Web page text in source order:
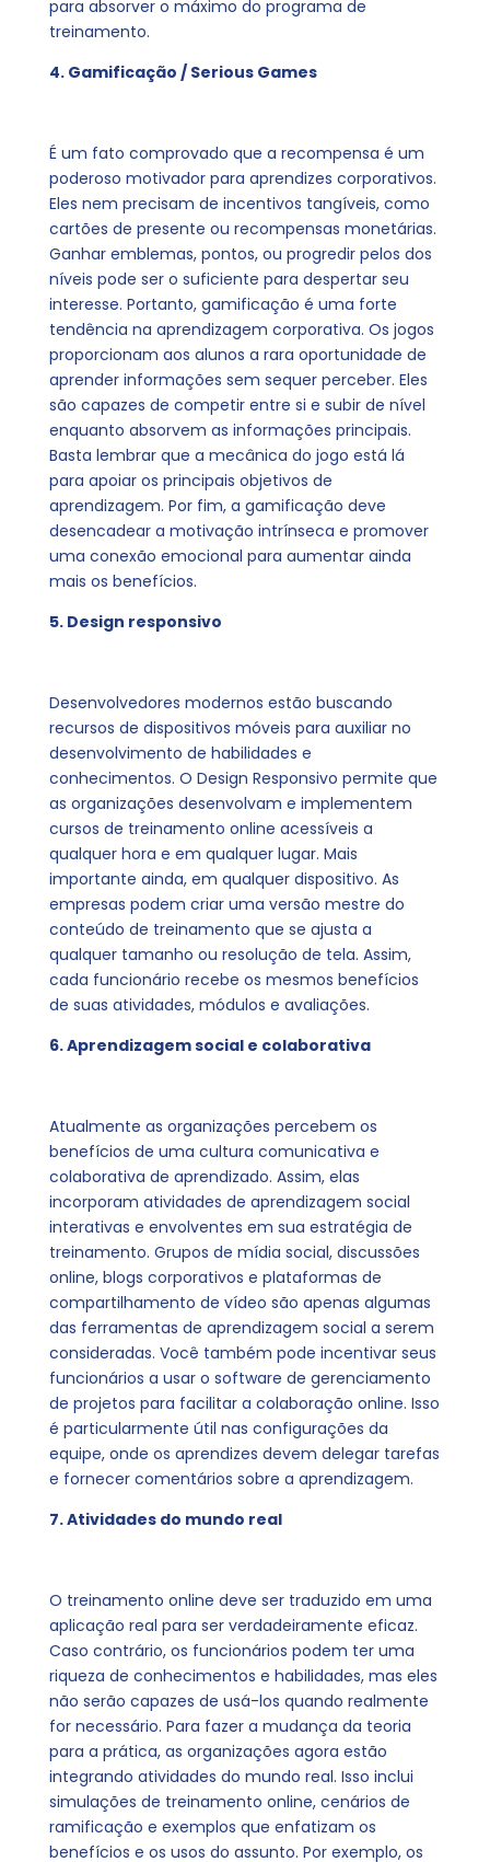
para absorver o máximo do programa de
treinamento.
4. Gamificação / Serious Games
É um fato comprovado que a recompensa é um
poderoso motivador para aprendizes corporativos.
Eles nem precisam de incentivos tangíveis, como
cartões de presente ou recompensas monetárias.
Ganhar emblemas, pontos, ou progredir pelos dos
níveis pode ser o suficiente para despertar seu
interesse. Portanto, gamificação é uma forte
tendência na aprendizagem corporativa. Os jogos
proporcionam aos alunos a rara oportunidade de
aprender informações sem sequer perceber. Eles
são capazes de competir entre si e subir de nível
enquanto absorvem as informações principais.
Basta lembrar que a mecânica do jogo está lá
para apoiar os principais objetivos de
aprendizagem. Por fim, a gamificação deve
desencadear a motivação intrínseca e promover
uma conexão emocional para aumentar ainda
mais os benefícios.
5. Design responsivo
Desenvolvedores modernos estão buscando
recursos de dispositivos móveis para auxiliar no
desenvolvimento de habilidades e
conhecimentos. O Design Responsivo permite que
as organizações desenvolvam e implementem
cursos de treinamento online acessíveis a
qualquer hora e em qualquer lugar. Mais
importante ainda, em qualquer dispositivo. As
empresas podem criar uma versão mestre do
conteúdo de treinamento que se ajusta a
qualquer tamanho ou resolução de tela. Assim,
cada funcionário recebe os mesmos benefícios
de suas atividades, módulos e avaliações.
6. Aprendizagem social e colaborativa
Atualmente as organizações percebem os
benefícios de uma cultura comunicativa e
colaborativa de aprendizado. Assim, elas
incorporam atividades de aprendizagem social
interativas e envolventes em sua estratégia de
treinamento. Grupos de mídia social, discussões
online, blogs corporativos e plataformas de
compartilhamento de vídeo são apenas algumas
das ferramentas de aprendizagem social a serem
consideradas. Você também pode incentivar seus
funcionários a usar o software de gerenciamento
de projetos para facilitar a colaboração online. Isso
é particularmente útil nas configurações da
equipe, onde os aprendizes devem delegar tarefas
e fornecer comentários sobre a aprendizagem.
7. Atividades do mundo real
O treinamento online deve ser traduzido em uma
aplicação real para ser verdadeiramente eficaz.
Caso contrário, os funcionários podem ter uma
riqueza de conhecimentos e habilidades, mas eles
não serão capazes de usá-los quando realmente
for necessário. Para fazer a mudança da teoria
para a prática, as organizações agora estão
integrando atividades do mundo real. Isso inclui
simulações de treinamento online, cenários de
ramificação e exemplos que enfatizam os
benefícios e os usos do assunto. Por exemplo, os